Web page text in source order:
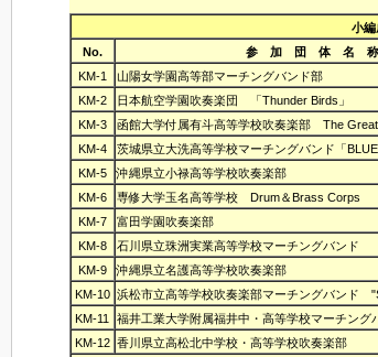
小編
No.
参 加 団 体 名 称
KM-1
山陽女学園高等部マーチングバンド部
KM-2
日本航空学園吹奏楽団 「Thunder Birds」
KM-3
函館大学付属有斗高等学校吹奏楽部 The
KM-4
茨城県立大洗高等学校マーチングバンド「
KM-5
沖縄県立小禄高等学校吹奏楽部
KM-6
専修大学玉名高等学校 Drum＆Brass Corps
KM-7
富田学園吹奏楽部
KM-8
石川県立珠洲実業高等学校マーチングバンド
KM-9
沖縄県立名護高等学校吹奏楽部
KM-10 浜松市立高等学校吹奏楽部マーチングバンド
KM-11
福井工業大学附属福井中・高等学校マーチング
KM-12 香川県立高松北中学校・高等学校吹奏楽部